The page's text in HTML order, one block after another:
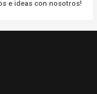
e ideas con nosotros!